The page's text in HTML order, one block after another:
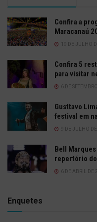
Confira a
Maracanaú
19 DE JULHO
Confira 5
para visitar
6 DE
Gusttavo
festival em
9 DE JULHO DE
Bell
repertório do
6 DE ABRIL DE
Enquetes